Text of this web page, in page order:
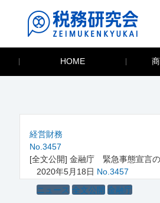
HOME
経営財務
No.3457
[全文公開] 金融庁 緊急事態宣言
2020年5月18日 No.3457
ニュース 全文公開 金融庁